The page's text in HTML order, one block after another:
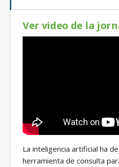
Ver video de la
La inteligencia artificial ha
herramienta de consulta